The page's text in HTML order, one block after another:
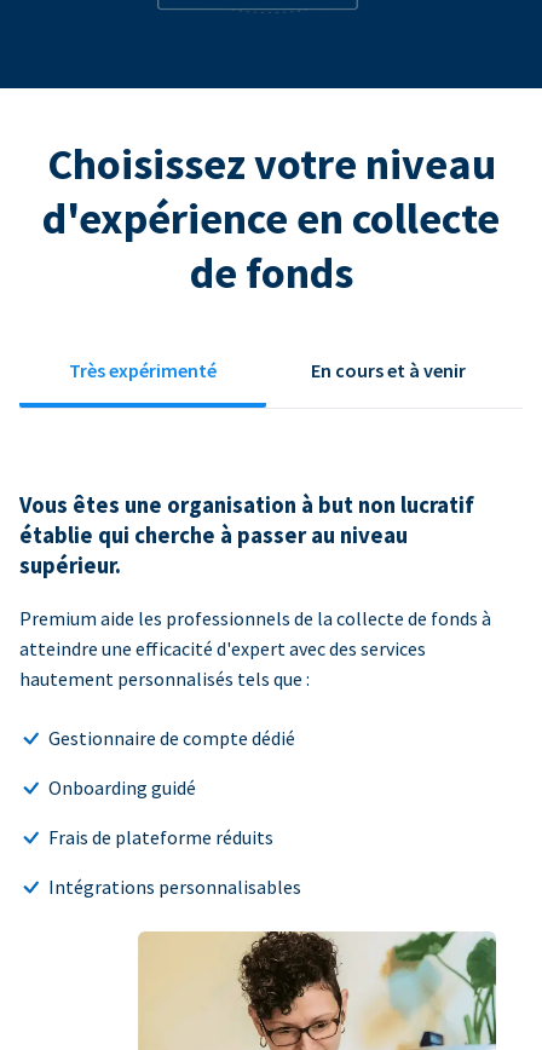
Choisissez votre niveau
d'expérience en collecte
de fonds
Très expérimenté En cours et à venir
Vous êtes une organisation à but non lucratif
établie qui cherche à passer au niveau
supérieur.
Premium aide les professionnels de la collecte de fonds à
atteindre une efficacité d'expert avec des services
hautement personnalisés tels que :
Gestionnaire de compte dédié
Onboarding guidé
Frais de plateforme réduits
Intégrations personnalisables